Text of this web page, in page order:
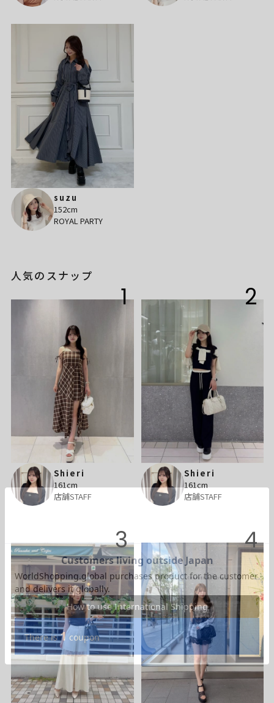
suzu
152cm
ROYAL PARTY
人気のスナップ
1
Shieri
161cm
店舗STAFF
2
Shieri
161cm
店舗STAFF
3 4